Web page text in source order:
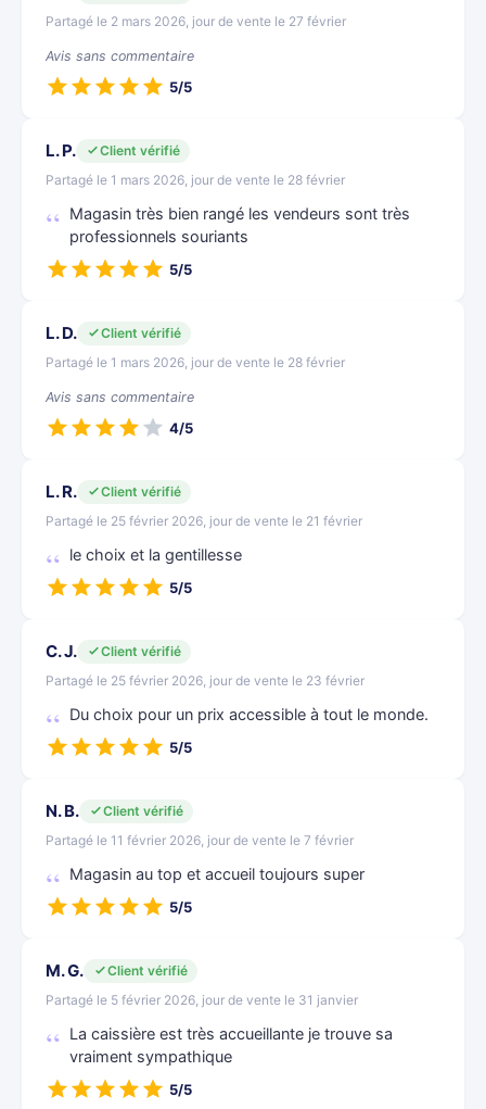
Partagé le 2 mars 2026, jour de vente le 27 février
Avis sans commentaire
5/5
L. P.
Client vérifié
Partagé le 1 mars 2026, jour de vente le 28 février
Magasin très bien rangé les vendeurs sont très
professionnels souriants
5/5
L. D.
Client vérifié
Partagé le 1 mars 2026, jour de vente le 28 février
Avis sans commentaire
4/5
L. R.
Client vérifié
Partagé le 25 février 2026, jour de vente le 21 février
le choix et la gentillesse
5/5
C. J.
Client vérifié
Partagé le 25 février 2026, jour de vente le 23 février
Du choix pour un prix accessible à tout le monde.
5/5
N. B.
Client vérifié
Partagé le 11 février 2026, jour de vente le 7 février
Magasin au top et accueil toujours super
5/5
M. G.
Client vérifié
Partagé le 5 février 2026, jour de vente le 31 janvier
La caissière est très accueillante je trouve sa
vraiment sympathique
5/5